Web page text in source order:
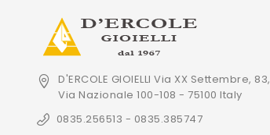
D'ERCOLE GIOIELLI Via XX Settembre, 83,
Via Nazionale 100-108 - 75100 Italy
0835.256513 - 0835.385747